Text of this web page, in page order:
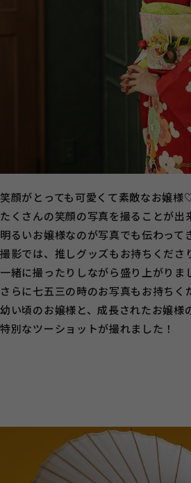
笑顔がとっても可愛くて素敵なお嬢様
たくさんの笑顔の写真を撮ることが出
明るいお嬢様なのが写真でも伝わって
撮影では、推しグッズもお持ちくださ
一緒に撮ったりしながら盛り上がり
さらに七五三の時のお写真もお持ち
幼い頃のお嬢様と、成長されたお嬢様
特別なツーショットが撮れました！